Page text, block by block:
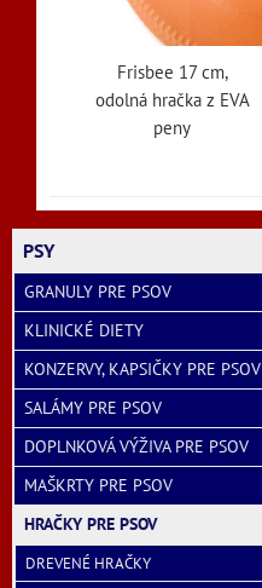
Frisbee 17 cm,
odolná hračka z EVA
peny
PSY
GRANULY PRE PSOV
KLINICKÉ DIETY
KONZERVY, KAPSIČKY PRE PSOV
SALÁMY PRE PSOV
DOPLNKOVÁ VÝŽIVA PRE PSOV
MAŠKRTY PRE PSOV
HRAČKY PRE PSOV
DREVENÉ HRAČKY